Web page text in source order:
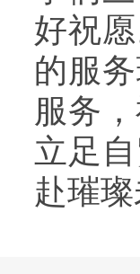
好祝
的服
服务
立足
赴璀